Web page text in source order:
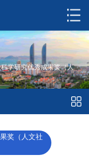
学研究优秀成果奖（人
奖（人文社